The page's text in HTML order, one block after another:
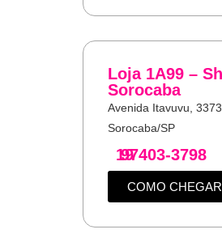
Loja 1A99 –
Sorocaba
Avenida Itavuvu,
Sorocaba/SP
19
97403-3798
COMO CHEGAR